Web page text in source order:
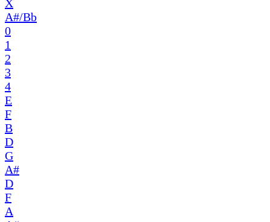
X
A#/Bb
0
1
2
3
4
E
F
B
D
G
A#
D
F
A